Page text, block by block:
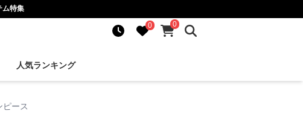
ム特集
0
0
人気ランキング
ピース